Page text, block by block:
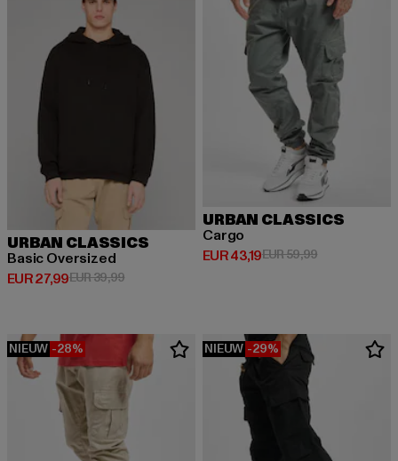
URBAN CLASSICS
Basic Oversized
EUR 27,99
Huidige prijs: EUR 27,99
EUR 39,99Actieprijs: EUR 39,99
URBAN CLASSICS
Cargo
EUR 43,19
Huidige prijs: EUR 43,19
EUR 59,99Actieprijs:
NIEUW -28% NIEUW -29%